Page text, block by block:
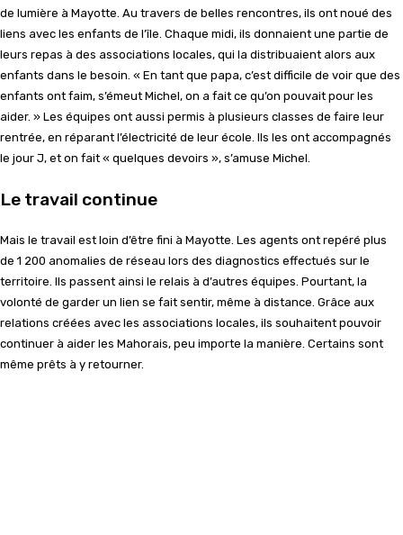
de lumière à Mayotte. Au travers de belles rencontres, ils ont noué des
liens avec les enfants de l’île. Chaque midi, ils donnaient une partie de
leurs repas à des associations locales, qui la distribuaient alors aux
enfants dans le besoin. « En tant que papa, c’est difficile de voir que des
enfants ont faim, s’émeut Michel, on a fait ce qu’on pouvait pour les
aider. » Les équipes ont aussi permis à plusieurs classes de faire leur
rentrée, en réparant l’électricité de leur école. Ils les ont accompagnés
le jour J, et on fait « quelques devoirs », s’amuse Michel.
Le travail continue
Mais le travail est loin d’être fini à Mayotte. Les agents ont repéré plus
de 1 200 anomalies de réseau lors des diagnostics effectués sur le
territoire. Ils passent ainsi le relais à d’autres équipes. Pourtant, la
volonté de garder un lien se fait sentir, même à distance. Grâce aux
relations créées avec les associations locales, ils souhaitent pouvoir
continuer à aider les Mahorais, peu importe la manière. Certains sont
même prêts à y retourner.